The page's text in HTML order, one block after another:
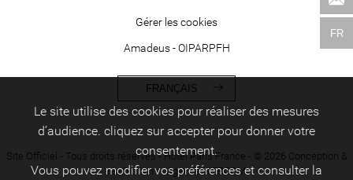
FR
Gérer les cookies
Amadeus - OIPARPFH
FRANÇAIS
Site Officiel - Tous droits réservés - Hôtel Paris France - © 2026 Conception &
réalisation : -Agence WEBCOM
Le site utilise des cookies pour réaliser des mesures
d’audience. cliquez sur accepter pour donner votre
consentement.
Vous pouvez modifier vos préférences et consulter la